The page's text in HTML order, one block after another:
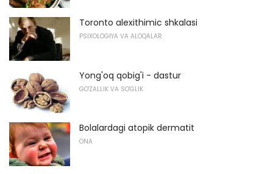
Toronto alexithimic shkalasi
PSIXOLOGIYA VA ALOQALAR
Yong'oq qobig'i - dastur
GO'ZALLIK VA SO'GLIK
Bolalardagi atopik dermatit
ONA